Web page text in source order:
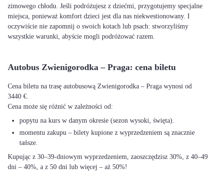
zimowego chłodu. Jeśli podróżujesz z dziećmi, przygotujemy specjalne
miejsca, ponieważ komfort dzieci jest dla nas niekwestionowany. I
oczywiście nie zapomnij o swoich kotach lub psach: stworzyliśmy
wszystkie warunki, abyście mogli podróżować razem.
Autobus Zwienigorodka – Praga: cena biletu
Cena biletu na trasę autobusową Zwienigorodka – Praga wynosi od
3440 €.
Cena może się różnić w zależności od:
popytu na kurs w danym okresie (sezon wysoki, święta).
momentu zakupu – bilety kupione z wyprzedzeniem są znacznie
tańsze.
Kupując z 30–39-dniowym wyprzedzeniem, zaoszczędzisz 30%, z 40–49
dni – 40%, a z 50 dni lub więcej – aż 50%!